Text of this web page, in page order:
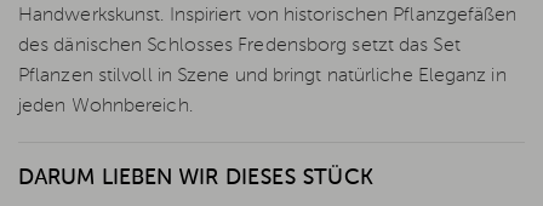
Handwerkskunst. Inspiriert von historischen Pflanzgefäßen
des dänischen Schlosses Fredensborg setzt das Set
Pflanzen stilvoll in Szene und bringt natürliche Eleganz in
jeden Wohnbereich.
DARUM LIEBEN WIR DIESES STÜCK